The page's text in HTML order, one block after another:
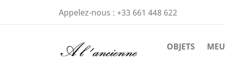
Appelez-nous : +33 661 448 622
OBJETS